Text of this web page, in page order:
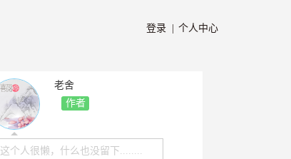
登录 | 个人中心
老舍
作者
这个人很懒，什么也没留下........